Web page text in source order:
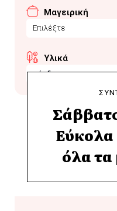
Μαγειρική
Επιλέξτε
Υλικά
κάρδαμο
Εύκολα
όλα τα